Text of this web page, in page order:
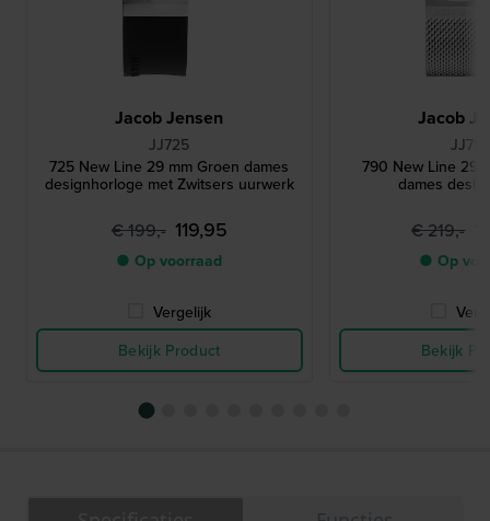
Jacob Jensen
JJ725
725 New Line 29 mm Groen dames
designhorloge met Zwitsers uurwerk
€ 199,- 119,95
● Op voorraad
Vergelijk
Bekijk Product
Jacob
790 New Line 29
dames
€ 219,-
● Op
Bekijk